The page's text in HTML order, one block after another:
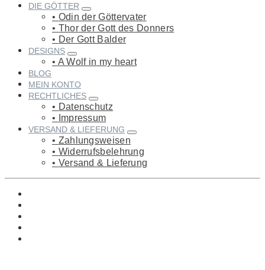
DIE GÖTTER
Odin der Göttervater
Thor der Gott des Donners
Der Gott Balder
DESIGNS
A Wolf in my heart
BLOG
MEIN KONTO
RECHTLICHES
Datenschutz
Impressum
VERSAND & LIEFERUNG
Zahlungsweisen
Widerrufsbelehrung
Versand & Lieferung